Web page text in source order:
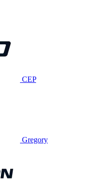
CEP
Gregory